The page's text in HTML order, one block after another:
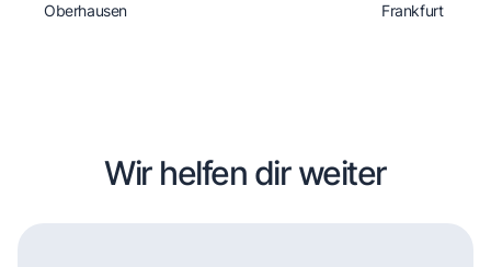
Oberhausen Frankfurt
Wir helfen dir weiter